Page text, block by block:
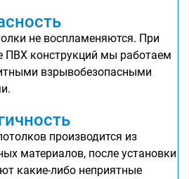
не воспламеняются. При
ПВХ конструкций мы работаем
взрывобезопасными
производится из
материалов, после установки
какие-либо неприятные